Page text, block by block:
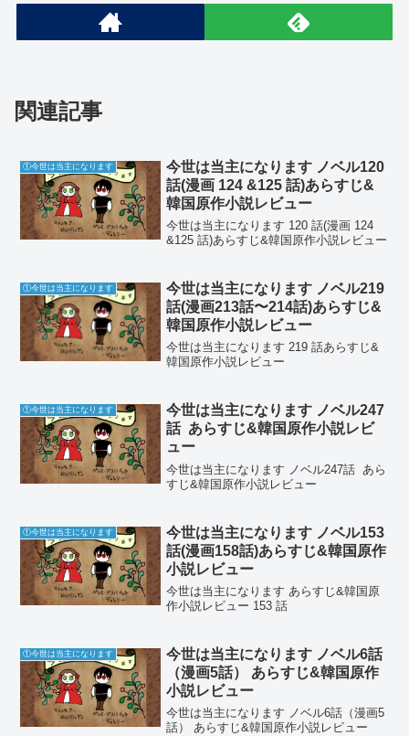
関連記事
①今世は当主になります
今世は当主になります ノベル120
話(漫画 124 &125 話)あらすじ&
韓国原作小説レビュー
今世は当主になります 120 話(漫画 124
&125 話)あらすじ&韓国原作小説レビュー
①今世は当主になります
今世は当主になります ノベル219
話(漫画213話〜214話)あらすじ&
韓国原作小説レビュー
今世は当主になります 219 話あらすじ&
韓国原作小説レビュー
①今世は当主になります
今世は当主になります ノベル247
話 あらすじ&韓国原作小説レビ
ュー
今世は当主になります ノベル247話 あら
すじ&韓国原作小説レビュー
①今世は当主になります
今世は当主になります ノベル153
話(漫画158話)あらすじ&韓国原作
小説レビュー
今世は当主になります あらすじ&韓国原
作小説レビュー 153 話
①今世は当主になります
今世は当主になります ノベル6話
（漫画5話） あらすじ&韓国原作
小説レビュー
今世は当主になります ノベル6話（漫画5
話） あらすじ&韓国原作小説レビュー